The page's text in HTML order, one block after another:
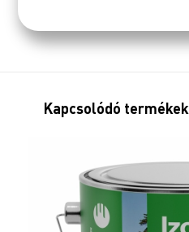
Kapcsolódó termékek